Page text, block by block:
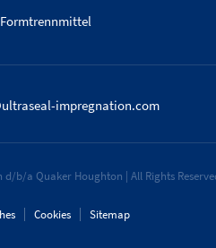
Formtrennmittel
impregnation.com
b/a Quaker Houghton | All Rights
Cookies Sitemap